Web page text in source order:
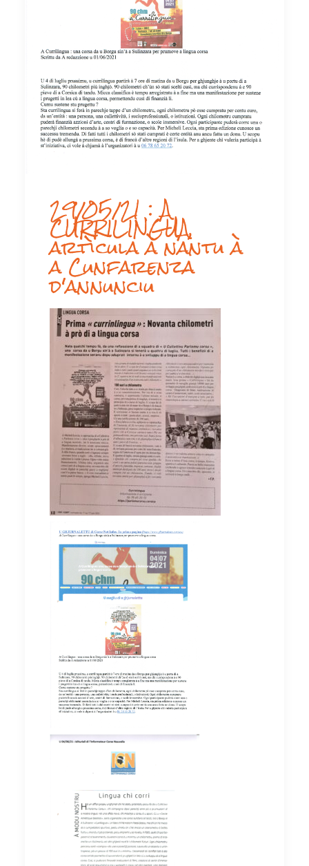
29/05/21 : A
CURRILINGUA,
artìcula à nantu à
a Cunfarenza
d'annunciu